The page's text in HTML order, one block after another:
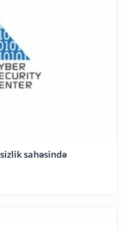
sahəsində